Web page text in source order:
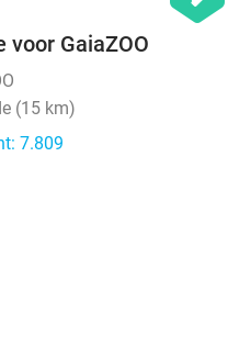
voor GaiaZOO
(15 km)
7.809